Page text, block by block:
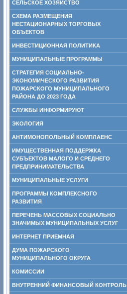
СЕЛЬСКОЕ ХОЗЯЙСТВО
СХЕМА РАЗМЕЩЕНИЯ
НЕСТАЦИОНАРНЫХ ТОРГОВЫХ
ОБЪЕКТОВ
ИНВЕСТИЦИОННАЯ ПОЛИТИКА
МУНИЦИПАЛЬНЫЕ ПРОГРАММЫ
СТРАТЕГИЯ СОЦИАЛЬНО-
ЭКОНОМИЧЕСКОГО РАЗВИТИЯ
ПОЖАРСКОГО МУНИЦИПАЛЬНОГО
РАЙОНА ДО 2023 ГОДА
СЛУЖБЫ ИНФОРМИРУЮТ
ЭКОЛОГИЯ
АНТИМОНОПОЛЬНЫЙ КОМПЛАЕНС
ИМУЩЕСТВЕННАЯ ПОДДЕРЖКА
СУБЪЕКТОВ МАЛОГО И СРЕДНЕГО
ПРЕДПРИНИМАТЕЛЬСТВА
МУНИЦИПАЛЬНЫЕ УСЛУГИ
ПРОГРАММЫ КОМПЛЕКСНОГО
РАЗВИТИЯ
ПЕРЕЧЕНЬ МАССОВЫХ СОЦИАЛЬНО
ЗНАЧИМЫХ МУНИЦИПАЛЬНЫХ УСЛУГ
ИНТЕРНЕТ ПРИЕМНАЯ
ДУМА ПОЖАРСКОГО
МУНИЦИПАЛЬНОГО ОКРУГА
КОМИССИИ
ВНУТРЕННИЙ ФИНАНСОВЫЙ КОНТРОЛЬ